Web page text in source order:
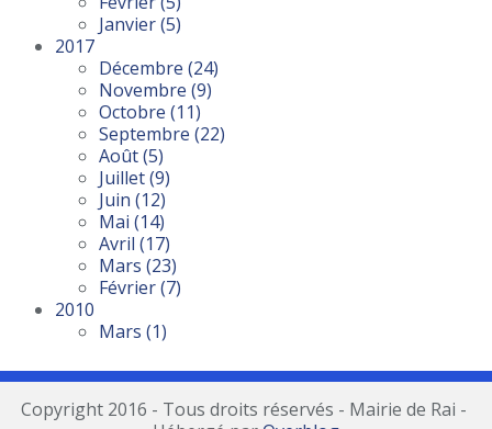
Janvier(5)
2017
Décembre (24)
Novembre (9)
Octobre (11)
Septembre (22)
Août(5)
Juillet(9)
Juin (12)
Mai (14)
Avril (17)
Mars (23)
Février(7)
2010
Mars (1)
Copyright 2016 - Tous droits réservés - Mairie de Rai -